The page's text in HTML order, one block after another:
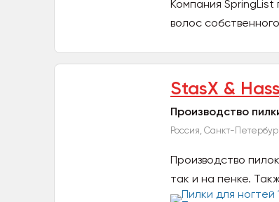
Компания
волос
StasX &
Производство
Россия, Санкт-
Производство
так и на пенке.